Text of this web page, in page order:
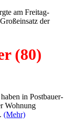
am Freitag-
der
(80)
in Postbauer-
Wohnung
(Mehr)